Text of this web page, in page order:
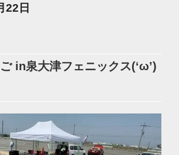
22日
in泉大津フェニックス(‘ω’)